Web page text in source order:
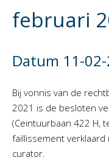
februari
Datum 11-02-
Bij vonnis van de
2021 is de besloten
(Ceintuurbaan 422 H,
faillissement verklaard
curator.